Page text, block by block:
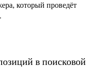
который проведёт
в поисковой